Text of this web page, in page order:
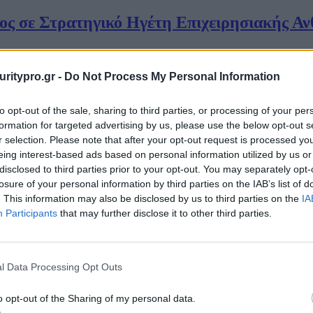
- Do Not Process My Personal Information
opt-out of the sale, sharing to third parties, or processing of your
for targeted advertising by us, please use the below opt-out
selection. Please note that after your opt-out request is processed
interest-based ads based on personal information utilized by us
to third parties prior to your opt-out. You may separately
of your personal information by third parties on the IAB’s list of
This information may also be disclosed by us to third parties on the
Participants that may further disclose it to other third parties.
Data Processing Opt Outs
opt-out of the Sharing of my personal data.
σε Στρατηγικό Ηγέτη Επιχειρησιακής
στη Στρατηγική
ανθεκτικότητα
με ασφάλεια, η ναυτιλιακή βιομηχανία πρέπει να
οι ναυτιλιακές εταιρείες προσαρμόζουν τις υποδομές τους
προστατευτούν από τις εξελισσόμενες απειλές στον
μια προληπτική και μετασχηματιστική προσέγγιση
διαχείριση κινδύνου
κορυφαίων λύσεων και τεχνολογιών, που παρέχουν
λύσεις προμηθευτών.
προϊόντων multiple point
για τον εντοπισμό προηγμένων απειλών. Η ενσωμάτωση
κοινή χρήση και συσχέτιση των πληροφοριών περί της απειλής, σε
και της απόκρισης
σε απειλές με όλα τα στοιχεία ασφάλειας να